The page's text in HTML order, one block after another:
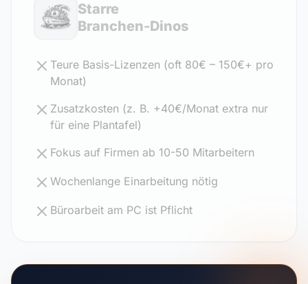
Starre
Branchen-Dinos
Teure Basis-Lizenzen (oft 80€ – 150€+ pro
Monat)
Zusatzkosten (z. B. +40€/Monat extra nur
für eine Plantafel)
Fokus auf Firmen ab 10-50 Mitarbeitern
Wochenlange Einarbeitung nötig
Büroarbeit am PC ist Pflicht